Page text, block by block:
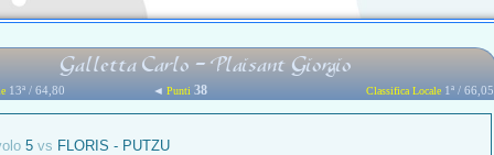
Galletta Carlo - Plaisant Giorgio
13ª / 64,80 ◄ Punti 38 Classifica Locale 1ª / 66,05
5 vs FLORIS - PUTZU